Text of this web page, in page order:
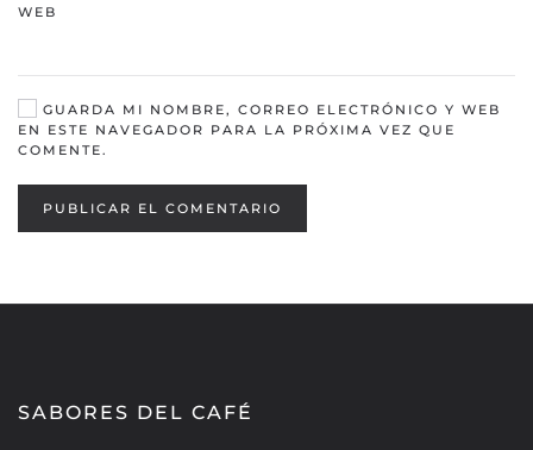
WEB
GUARDA MI NOMBRE, CORREO ELECTRÓNICO Y WEB
EN ESTE NAVEGADOR PARA LA PRÓXIMA VEZ QUE
COMENTE.
PUBLICAR EL COMENTARIO
SABORES DEL CAFÉ